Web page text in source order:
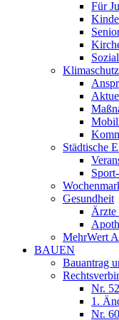
Für
Städtische
Gesundheit
Ärzte
MehrWert
BAUEN
Bauantrag
Nr.
1.
Nr.